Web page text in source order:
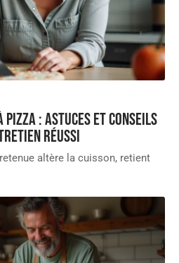
: astuces et conseils
réussi
altère la cuisson, retient